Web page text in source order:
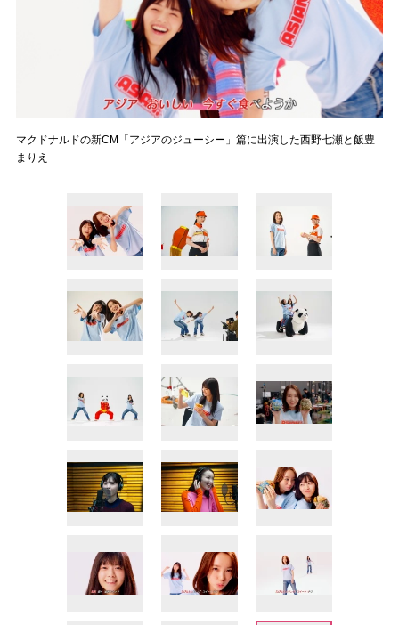
マクドナルドの新CM「アジアのジューシー」篇に出演した西野七瀬と飯豊
まりえ